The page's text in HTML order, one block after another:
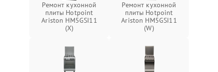
Ремонт кухонной
плиты Hotpoint
Ariston HM5GSI11
(X)
Ремонт кухонной
плиты Hotpoint
Ariston HM5GSI11
(W)